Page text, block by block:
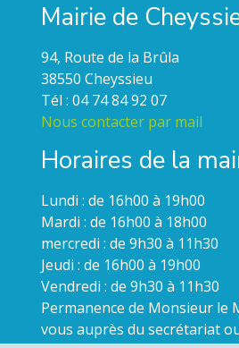
Mairie de
94, Route de la Brûla
38550 Cheyssieu
Tél : 04 74 84 92 07
Nous contacter par mail
Horaires de la
Lundi : de 16h00 à 19h00
Mardi : de 16h00 à 18h00
mercredi : de 9h30 à 11h30
Jeudi : de 16h00 à 19h00
Vendredi : de 9h30 à 11h30
Permanence de Monsieur le
vous auprès du secrétariat